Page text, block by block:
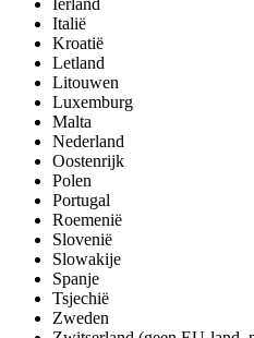
Ierland
Italië
Kroatië
Letland
Litouwen
Luxemburg
Malta
Nederland
Oostenrijk
Polen
Portugal
Roemenië
Slovenië
Slowakije
Spanje
Tsjechië
Zweden